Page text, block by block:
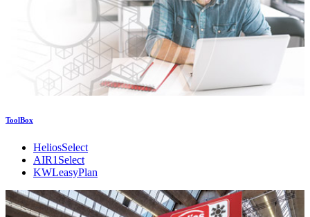
ToolBox
HeliosSelect
AIR1Select
KWLeasyPlan